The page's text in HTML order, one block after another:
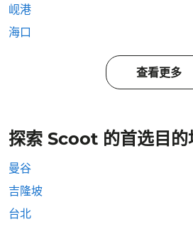
岘港
海口
查看更多
探索 Scoot 的首选目的
曼谷
吉隆坡
台北